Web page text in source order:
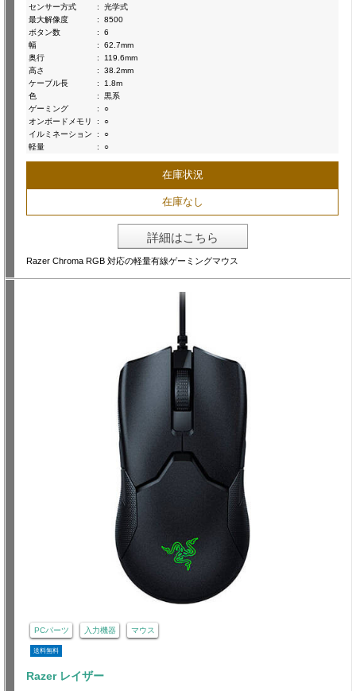
センサー方式
:
光学式
最大解像度
:
8500
ボタン数
:
6
幅
:
62.7mm
奥行
:
119.6mm
高さ
:
38.2mm
ケーブル長
:
1.8m
色
:
黒系
ゲーミング
:
○
オンボードメモリ
:
○
イルミネーション
:
○
軽量
: ○
在庫状況
在庫なし
詳細はこちら
Razer Chroma RGB 対応の軽量有線ゲーミングマウス
PCパーツ 入力機器 マウス
送料無料
Razer レイザー